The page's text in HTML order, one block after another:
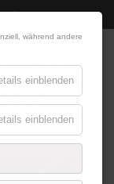
während andere
einblenden
einblenden